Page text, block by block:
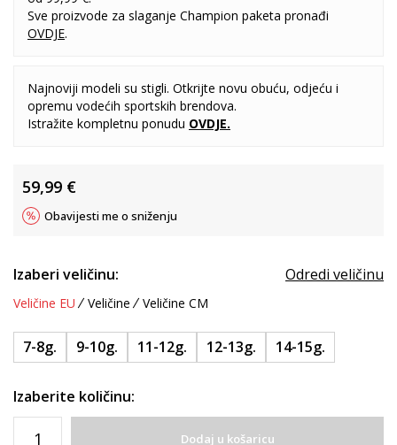
Sve proizvode za slaganje Champion paketa pronađi
OVDJE.
Najnoviji modeli su stigli. Otkrijte novu obuću, odjeću i
opremu vodećih sportskih brendova.
Istražite kompletnu ponudu OVDJE.
59,99 €
Obavijesti me o sniženju
Izaberi veličinu: Odredi veličinu
Veličine EU Veličine Veličine CM
7-8g. 9-10g. 11-12g. 12-13g. 14-15g.
Izaberite količinu:
Dodaj u košaricu